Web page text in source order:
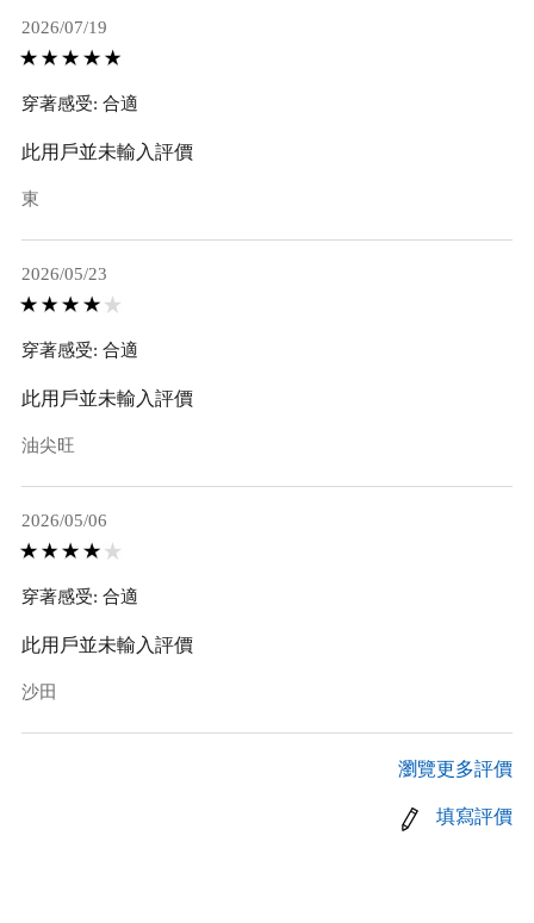
2026/07/19
穿著感受: 合適
此用戶並未輸入評價
東
2026/05/23
穿著感受: 合適
此用戶並未輸入評價
油尖旺
2026/05/06
穿著感受: 合適
此用戶並未輸入評價
沙田
瀏覽更多評價
填寫評價